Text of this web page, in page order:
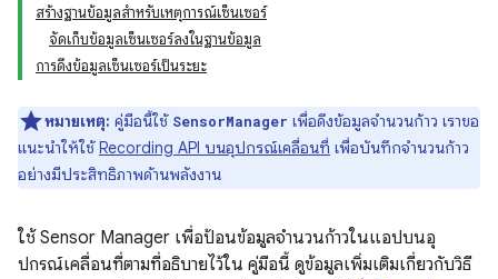
สร้างฐานข้อมูลสำหรับเหตุการณ์เซ็นเซอร์
จัดเก็บข้อมูลเซ็นเซอร์ลงในฐานข้อมูล
การดึงข้อมูลเซ็นเซอร์เป็นระยะ
หมายเหตุ: คู่มือนี้ใช้ SensorManager เพื่อดึงข้อมูลจำนวนก้าว เราขอ
แนะนําให้ใช้Recording API บนอุปกรณ์เคลื่อนที่ เพื่อบันทึกจำนวนก้าว
อย่างมีประสิทธิภาพด้านพลังงาน
ใช้ Sensor Manager เพื่อป้อนข้อมูลจำนวนก้าวในแอปบนอุ
ปกรณ์เคลื่อนที่ตามที่อธิบายไว้ใน คู่มือนี้ ดูข้อมูลเพิ่มเติมเกี่ยวกับวิธี